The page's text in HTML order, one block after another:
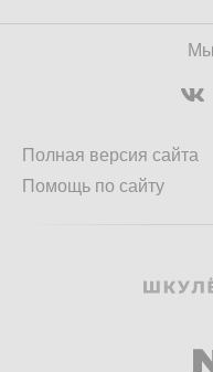
Мы
Полная версия сайта
Помощь по сайту